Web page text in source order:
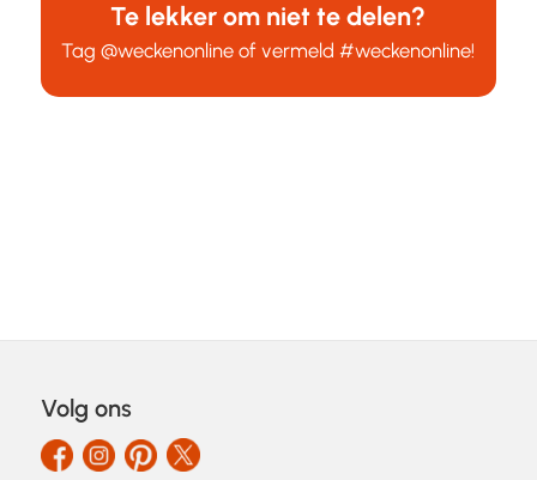
Te lekker om niet te delen?
Tag@weckenonline of vermeld#weckenonline!
Volg ons